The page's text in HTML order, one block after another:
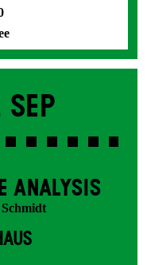
Sep
ANALYSIS